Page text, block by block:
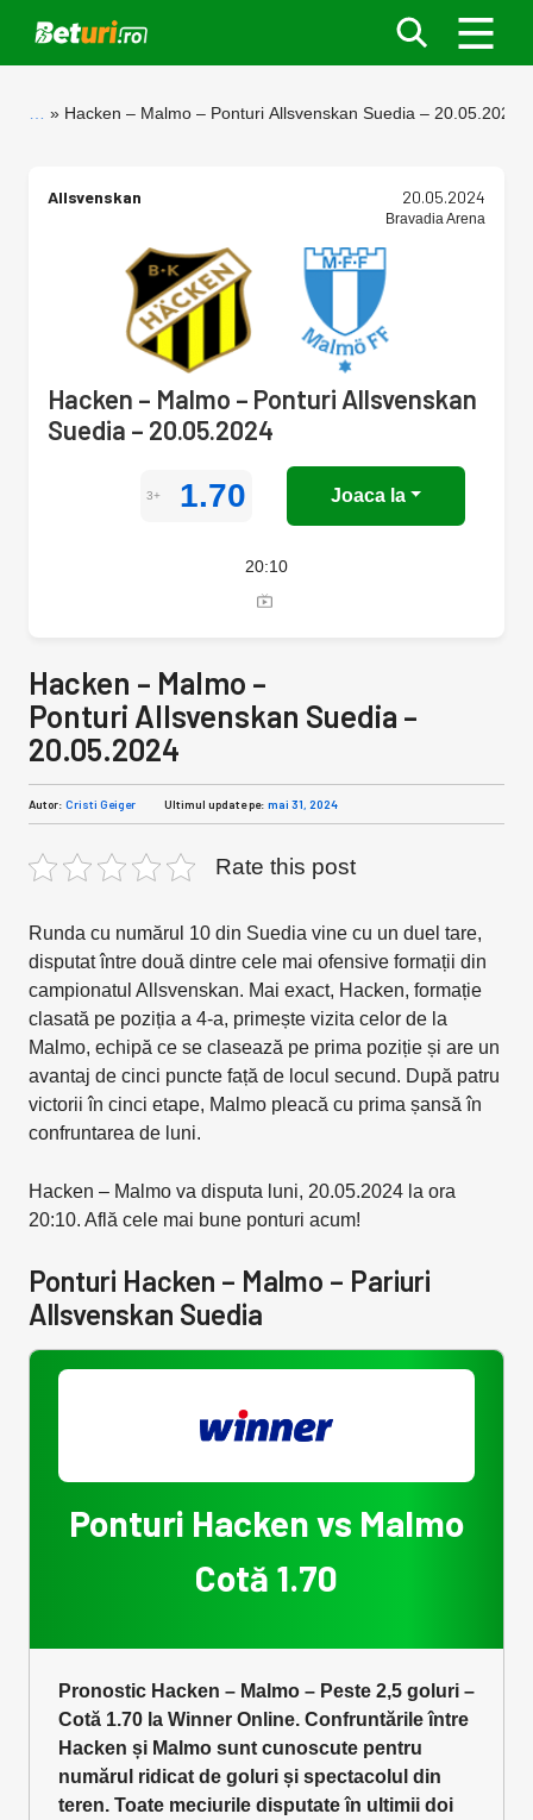
Hacken – Malmo – Ponturi Allsvenskan Suedia – 20.05.2024
Allsvenskan 20.05.2024
Bravadia Arena
Hacken – Malmo – Ponturi Allsvenskan
Suedia – 20.05.2024
3+ 1.70 Joaca la
20:10
Hacken – Malmo –
Ponturi Allsvenskan Suedia –
20.05.2024
Autor: Cristi Geiger Ultimul update pe: mai 31, 2024
Rate this post
Runda cu numărul 10 din Suedia vine cu un duel tare,
disputat între două dintre cele mai ofensive formații din
campionatul Allsvenskan. Mai exact, Hacken, formație
clasată pe poziția a 4-a, primește vizita celor de la
Malmo, echipă ce se clasează pe prima poziție și are un
avantaj de cinci puncte față de locul secund. După patru
victorii în cinci etape, Malmo pleacă cu prima șansă în
confruntarea de luni.
Hacken – Malmo va disputa luni, 20.05.2024 la ora
20:10. Află cele mai bune ponturi acum!
Ponturi Hacken – Malmo – Pariuri
Allsvenskan Suedia
Ponturi Hacken vs Malmo
Cotă 1.70
Pronostic Hacken – Malmo – Peste 2,5 goluri –
Cotă 1.70 la Winner Online. Confruntările între
Hacken și Malmo sunt cunoscute pentru
numărul ridicat de goluri și spectacolul din
teren. Toate meciurile disputate în ultimii doi